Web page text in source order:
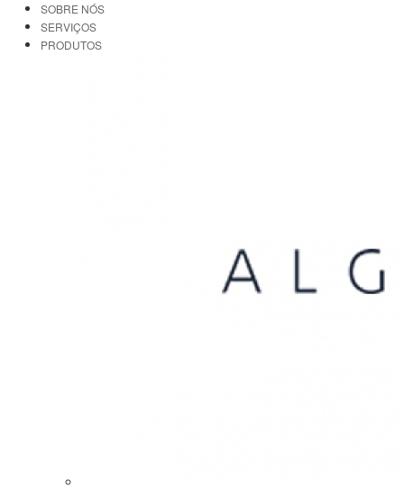
SOBRE NÓS
SERVIÇOS
PRODUTOS